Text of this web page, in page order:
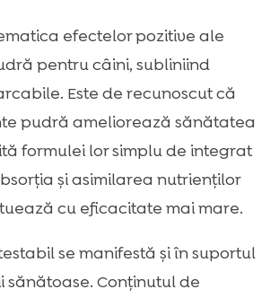
efectelor pozitive ale
pentru câini, subliniind
Este de recunoscut că
pudră ameliorează sănătatea
formulei lor simplu de integrat
și asimilarea nutrienților
cu eficacitate mai mare.
se manifestă și în suportul
Conținutul de